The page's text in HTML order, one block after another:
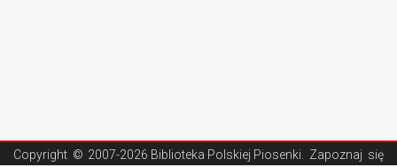
Copyright © 2007-2026 Biblioteka Polskiej Piosenki . Zapoznaj się